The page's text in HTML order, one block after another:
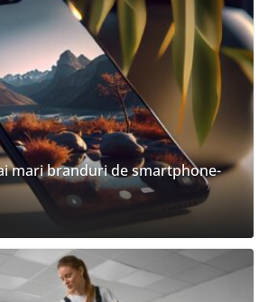
mari branduri de smartphone-